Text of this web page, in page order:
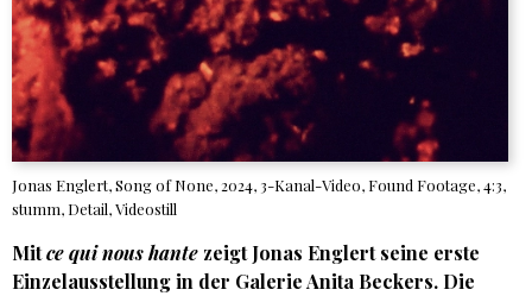
Jonas Englert, Song of None, 2024, 3-Kanal-Video, Found Footage, 4:3,
stumm, Detail, Videostill
Mitce qui nous hante zeigt Jonas Englert seine erste
Einzelausstellung in der Galerie Anita Beckers. Die